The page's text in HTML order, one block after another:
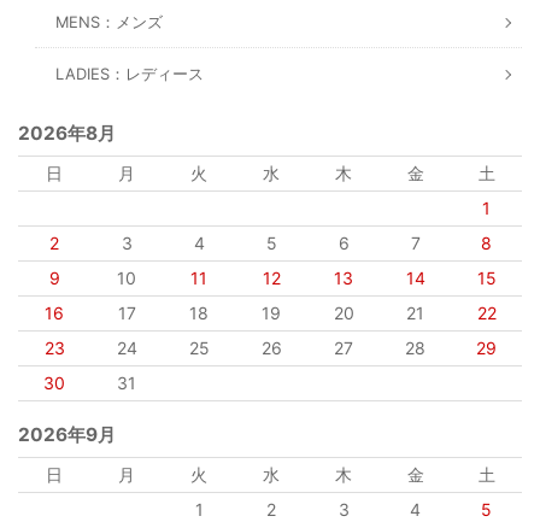
MENS：メンズ
LADIES：レディース
2026年8月
日 月 火 水 木 金
土
1
2
3 4 5 6 7
8
9
10 11 12 13 14
15
16
17 18 19 20 21
22
23
24 25 26 27 28
29
30
31
2026年9月
日 月 火 水 木 金
土
1
2 3 4
5